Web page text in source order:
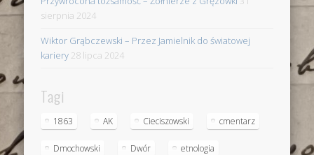
sierpnia 2024
Wiktor Grąbczewski – Przez Jamielnik do światowej
kariery 28 lipca 2024
Tagi
1863 AK Cieciszowski cmentarz
Dmochowski Dwór etnologia